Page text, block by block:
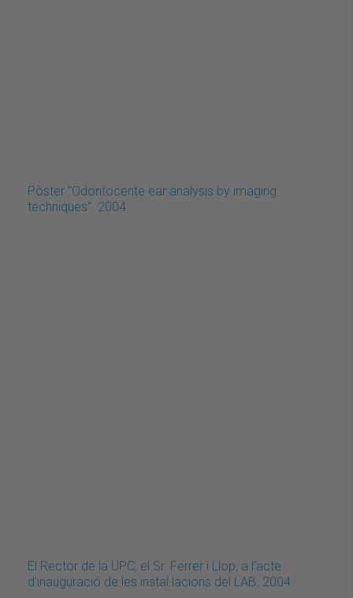
Pòster "Odontocente ear analysis by imaging
techniques". 2004
El Rector de la UPC, el Sr. Ferrer i Llop, a l'acte
d'inauguració de les instal·lacions del LAB. 2004